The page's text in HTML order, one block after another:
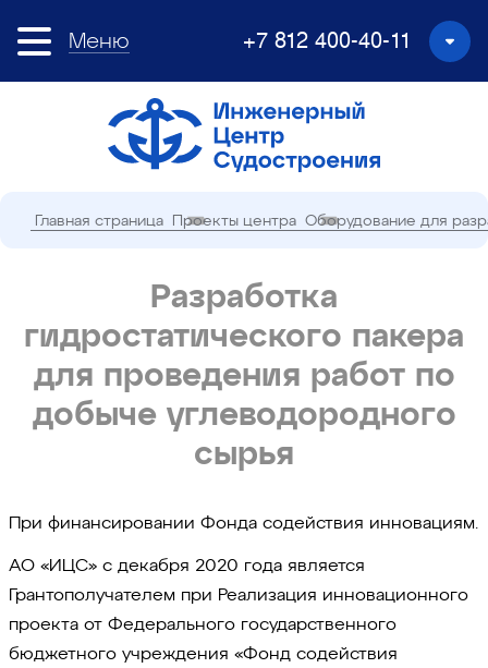
Меню +7 812 400-40-11
Главная страница Проекты центра Оборудование для
Разработка
гидростатического пакера
для проведения работ по
добыче углеводородного
сырья
При финансировании Фонда содействия инновациям.
АО «ИЦС» с декабря 2020 года является
Грантополучателем при Реализация инновационного
проекта от Федерального государственного
бюджетного учреждения «Фонд содействия